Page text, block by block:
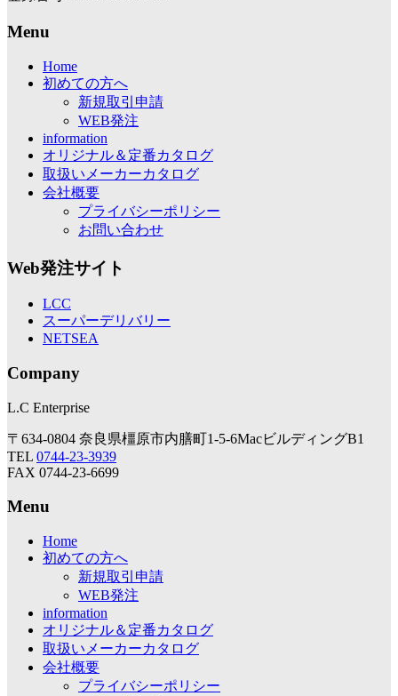
Menu
Home
初めての方へ
新規取引申請
WEB発注
information
オリジナル＆定番カタログ
取扱いメーカーカタログ
会社概要
プライバシーポリシー
お問い合わせ
Web発注サイト
LCC
スーパーデリバリー
NETSEA
Company
L.C Enterprise
〒634-0804 奈良県橿原市内膳町1-5-6MacビルディングB1
TEL 0744-23-3939
FAX 0744-23-6699
Menu
Home
初めての方へ
新規取引申請
WEB発注
information
オリジナル＆定番カタログ
取扱いメーカーカタログ
会社概要
プライバシーポリシー